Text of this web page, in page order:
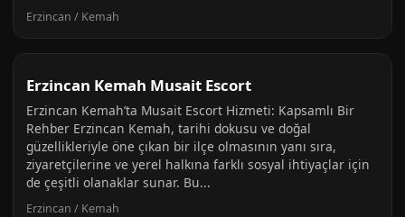
Erzincan / Kemah
Erzincan Kemah Musait Escort
Erzincan Kemah’ta Musait Escort Hizmeti: Kapsamlı Bir
Rehber Erzincan Kemah, tarihi dokusu ve doğal
güzellikleriyle öne çıkan bir ilçe olmasının yanı sıra,
ziyaretçilerine ve yerel halkına farklı sosyal ihtiyaçlar için
de çeşitli olanaklar sunar. Bu...
Erzincan / Kemah